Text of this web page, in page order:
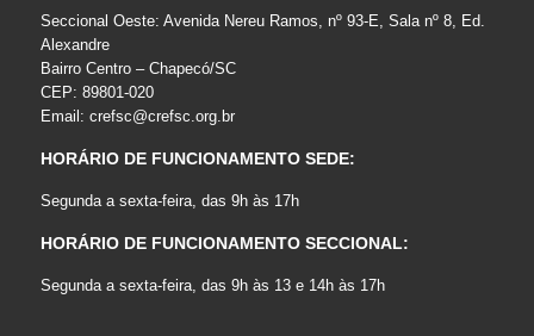
Seccional Oeste: Avenida Nereu Ramos, nº 93-E, Sala nº 8, Ed.
Alexandre
Bairro Centro – Chapecó/SC
CEP: 89801-020
Email: crefsc@crefsc.org.br
HORÁRIO DE FUNCIONAMENTO SEDE:
Segunda a sexta-feira, das 9h às 17h
HORÁRIO DE FUNCIONAMENTO SECCIONAL:
Segunda a sexta-feira, das 9h às 13 e 14h às 17h